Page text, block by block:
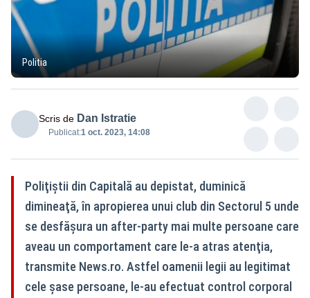
Politia
Scris de Dan Istratie
Publicat:1 oct. 2023, 14:08
Poliţiştii din Capitală au depistat, duminică
dimineaţă, în apropierea unui club din Sectorul 5 unde
se desfăşura un after-party mai multe persoane care
aveau un comportament care le-a atras atenţia,
transmite News.ro. Astfel oamenii legii au legitimat
cele şase persoane, le-au efectuat control corporal